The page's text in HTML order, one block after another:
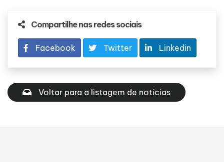
Compartilhe nas redes sociais
Facebook Twitter Linkedin
Voltar para a listagem de notícias